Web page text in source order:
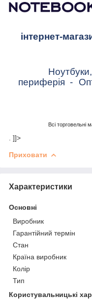
інтернет-
периферія -
Всі торговельні
. ]]>
Приховати
Характеристики
Основні
Виробник
Гарантійний термін
Стан
Країна виробник
Колір
Тип
Користувальницькі